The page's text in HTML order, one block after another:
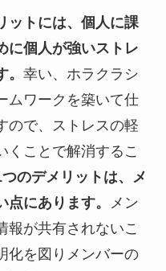
ットには、個人に課
に個人が強いストレ
幸い、ホラクラシ
ムワークを築いて仕
ので、ストレスの軽
くことで解消するこ
つのデメリットは、メ
にあります。
メン
報が共有されないこ
化を図りメンバーの